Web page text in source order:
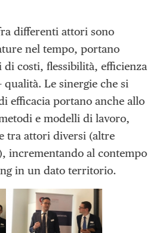
differenti attori sono
nel tempo, portano
costi, flessibilità, efficienza
qualità. Le sinergie che si
efficacia portano anche allo
e modelli di lavoro,
tra attori diversi (altre
incrementando al contempo
in un dato territorio.